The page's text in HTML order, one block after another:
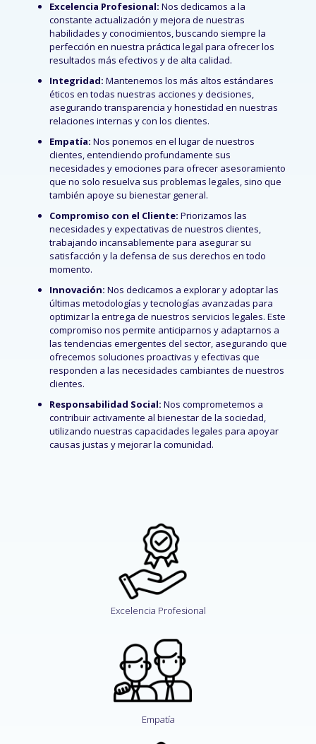
Excelencia Profesional: Nos dedicamos a la
constante actualización y mejora de nuestras
habilidades y conocimientos, buscando siempre la
perfección en nuestra práctica legal para ofrecer los
resultados más efectivos y de alta calidad.
Integridad: Mantenemos los más altos estándares
éticos en todas nuestras acciones y decisiones,
asegurando transparencia y honestidad en nuestras
relaciones internas y con los clientes.
Empatía: Nos ponemos en el lugar de nuestros
clientes, entendiendo profundamente sus
necesidades y emociones para ofrecer asesoramiento
que no solo resuelva sus problemas legales, sino que
también apoye su bienestar general.
Compromiso con el Cliente: Priorizamos las
necesidades y expectativas de nuestros clientes,
trabajando incansablemente para asegurar su
satisfacción y la defensa de sus derechos en todo
momento.
Innovación: Nos dedicamos a explorar y adoptar las
últimas metodologías y tecnologías avanzadas para
optimizar la entrega de nuestros servicios legales. Este
compromiso nos permite anticiparnos y adaptarnos a
las tendencias emergentes del sector, asegurando que
ofrecemos soluciones proactivas y efectivas que
responden a las necesidades cambiantes de nuestros
clientes.
Responsabilidad Social: Nos comprometemos a
contribuir activamente al bienestar de la sociedad,
utilizando nuestras capacidades legales para apoyar
causas justas y mejorar la comunidad.
Excelencia Profesional
Empatía